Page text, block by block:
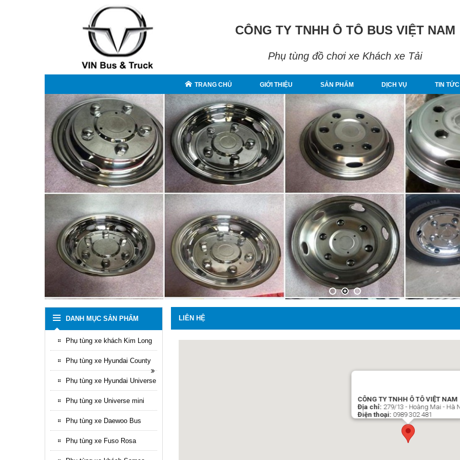
CÔNG TY TNHH Ô TÔ BUS VIỆT NAM
Phụ tùng đồ chơi xe Khách xe Tải
TRANG CHỦ GIỚI THIỆU SẢN PHẨM DỊCH VỤ TIN TỨC
LIÊN HỆ
CÔNG TY TNHH Ô TÔ VIỆT NAM
Địa chỉ: 279/13 - Hoàng Mai - Hà
Điện thoại: 0989 302 481
DANH MỤC SẢN PHẨM
Phụ tùng xe khách Kim Long
Phụ tùng xe Hyundai County
Phụ tùng xe Hyundai Universe
Phụ tùng xe Universe mini
Phụ tùng xe Daewoo Bus
Phụ tùng xe Fuso Rosa